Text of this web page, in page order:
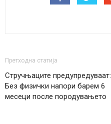
Претходна статија
Стручњаците предупредуваат:
Без физички напори барем 6
месеци после породувањето